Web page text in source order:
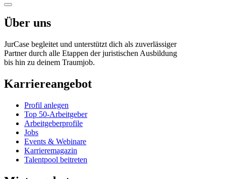
Über uns
JurCase begleitet und unterstützt dich als zuverlässiger
Partner durch alle Etappen der juristischen Ausbildung
bis hin zu deinem Traumjob.
Karriereangebot
Profil anlegen
Top 50-Arbeitgeber
Arbeitgeberprofile
Jobs
Events & Webinare
Karrieremagazin
Talentpool beitreten